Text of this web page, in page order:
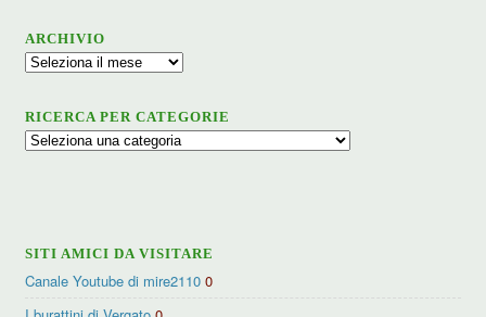
ARCHIVIO
Archivio
RICERCA PER CATEGORIE
Ricerca
SITI AMICI DA VISITARE
Canale Youtube di mire2110 0